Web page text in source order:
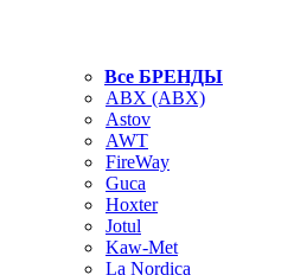
Все БРЕНДЫ
ABX (АВХ)
Astov
AWT
FireWay
Guca
Hoxter
Jotul
Kaw-Met
La Nordica